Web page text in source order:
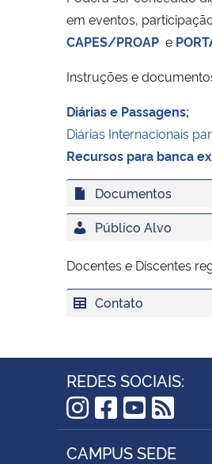
em eventos,
CAPES/PROAP e
Instruções e
Diárias e Passagens;
Diárias Internacionais
Recursos para banca
Documentos
Público Alvo
Docentes e Discentes
Contato
REDES SOCIAIS:
Instagram
Facebook
RSS
CAMPUS SEDE